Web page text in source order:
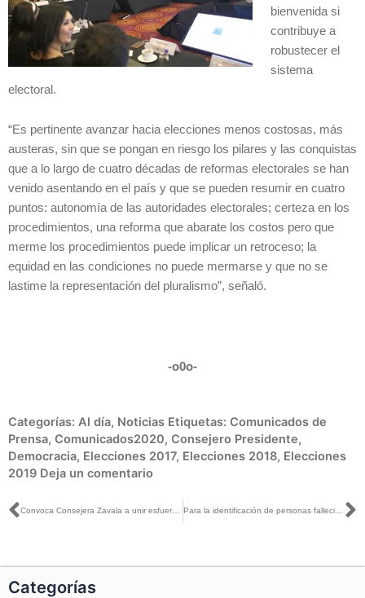
bienvenida si
contribuye a
robustecer el
sistema
electoral.
“Es pertinente avanzar hacia elecciones menos costosas, más
austeras, sin que se pongan en riesgo los pilares y las conquistas
que a lo largo de cuatro décadas de reformas electorales se han
venido asentando en el país y que se pueden resumir en cuatro
puntos: autonomía de las autoridades electorales; certeza en los
procedimientos, una reforma que abarate los costos pero que
merme los procedimientos puede implicar un retroceso; la
equidad en las condiciones no puede mermarse y que no se
lastime la representación del pluralismo”, señaló.
-o0o-
Categorías: Al día, Noticias Etiquetas: Comunicados de
Prensa, Comunicados2020, Consejero Presidente,
Democracia, Elecciones 2017, Elecciones 2018, Elecciones
2019 Deja un comentario
Ant Para la identificación de personas fallecidas, el INE compara las huellas dactilares con los registros del padrón electoral
Categorías